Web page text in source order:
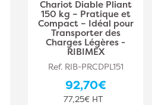
Chariot Diable Pliant
150 kg – Pratique et
Compact – Idéal pour
Transporter des
Charges Légères -
RIBIMEX
Ref. RIB-PRCDPL151
92,70€
77,25€ HT